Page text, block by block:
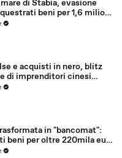
di Stabia, evasione
beni per 1,6 milioni
navale (29.07.26)
e acquisti in nero, blitz
di imprenditori cinesi
8,5 milioni (29.07.26)
in "bancomat":
beni per oltre 220mila euro
(29.07.26)